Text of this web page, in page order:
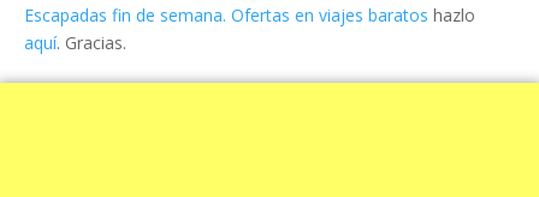
Escapadas fin de semana. Ofertas en viajes baratos hazlo
aquí. Gracias.